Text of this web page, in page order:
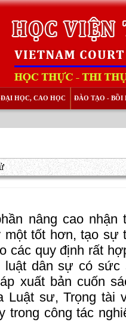
HỌC, CAO HỌC ĐÀO TẠO - BỒI
nâng cao
một tốt hơn, tạo sự
các quy định rất
dân sự có sức
xuất bản cuốn
Luật sư, Trọng tài
trong công tác